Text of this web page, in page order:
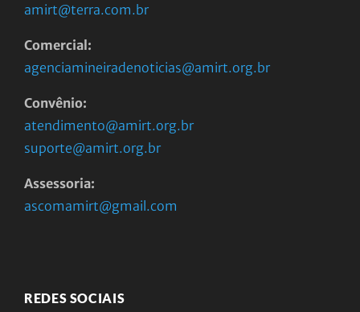
amirt@terra.com.br
Comercial:
agenciamineiradenoticias@amirt.org.br
Convênio:
atendimento@amirt.org.br
suporte@amirt.org.br
Assessoria:
ascomamirt@gmail.com
REDES SOCIAIS